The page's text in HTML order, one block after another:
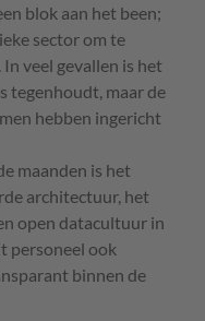
blok aan het been;
sector om te
veel gevallen is het
tegenhoudt, maar de
hebben ingericht
maanden is het
architectuur, het
open datacultuur in
personeel ook
binnen de